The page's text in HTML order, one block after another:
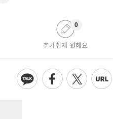
추가취재 원해요
0